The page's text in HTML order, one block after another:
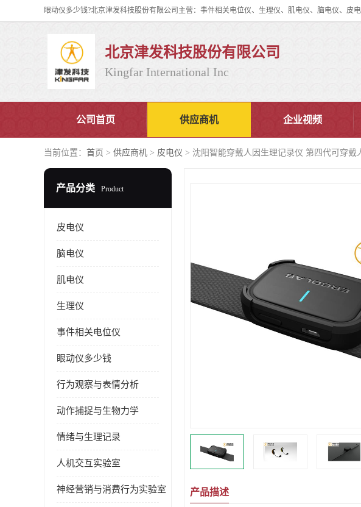
北京津发科技股份有限公司
Kingfar International Inc
公司首页 供应商机 企业视频
当前位置： 首页 > 供应商机 > 皮电仪 > 沈阳智能穿戴人因生理记录仪 第四代可穿
产品分类 Product
皮电仪
脑电仪
肌电仪
生理仪
事件相关电位仪
眼动仪多少钱
行为观察与表情分析
动作捕捉与生物力学
情绪与生理记录
人机交互实验室
神经营销与消费行为实验室 产品描述